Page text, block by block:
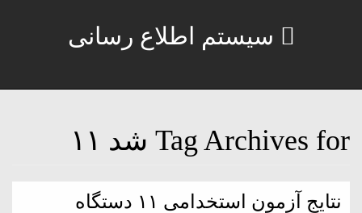
سیستم اطلاع رسانی
Tag Archives for شد ۱۱
نتایج آزمون استخدامی ۱۱ دستگاه